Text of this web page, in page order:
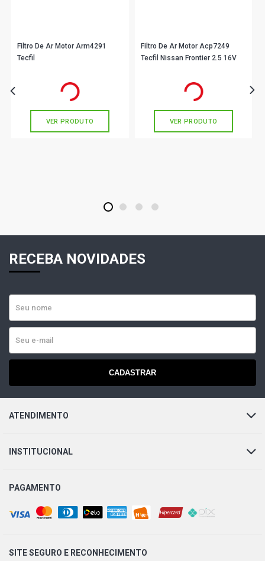
Filtro De Ar Motor Arm4291
Tecfil
em até 1x de
VER PRODUTO
Filtro De Ar Motor Acp7249
Tecfil Nissan Frontier 2.5 16V
em até 2x de
VER PRODUTO
1 2 3 4
RECEBA NOVIDADES
CADASTRAR
ATENDIMENTO
INSTITUCIONAL
PAGAMENTO
SITE SEGURO E RECONHECIMENTO